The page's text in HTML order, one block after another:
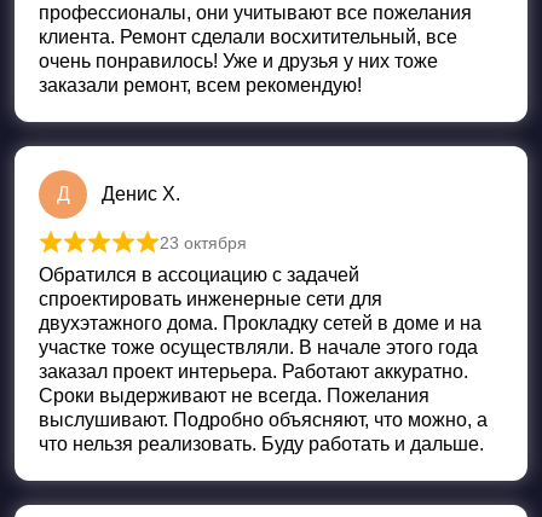
профессионалы, они учитывают все пожелания
клиента. Ремонт сделали восхитительный, все
очень понравилось! Уже и друзья у них тоже
заказали ремонт, всем рекомендую!
Д Денис Х.
Оценка5 из 5
23 октября
Обратился в ассоциацию с задачей
спроектировать инженерные сети для
двухэтажного дома. Прокладку сетей в доме и на
участке тоже осуществляли. В начале этого года
заказал проект интерьера. Работают аккуратно.
Сроки выдерживают не всегда. Пожелания
выслушивают. Подробно объясняют, что можно, а
что нельзя реализовать. Буду работать и дальше.